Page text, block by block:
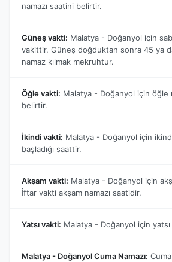
namazı saatini belirtir.
Güneş vakti: Malatya - Doğanyol için
vakittir. Güneş doğduktan sonra 45 ya
namaz kılmak mekruhtur.
Öğle vakti: Malatya - Doğanyol için öğle
belirtir.
İkindi vakti: Malatya - Doğanyol için
başladığı saattir.
Akşam vakti: Malatya - Doğanyol için
İftar vakti akşam namazı saatidir.
Yatsı vakti: Malatya - Doğanyol için yatsı
Malatya - Doğanyol Cuma Namazı: